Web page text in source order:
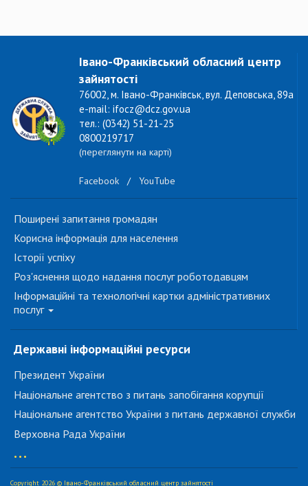
Івано-Франківський обласний центр
зайнятості
76002, м. Івано-Франківськ, вул. Деповська, 89а
e-mail: ifocz@dcz.gov.ua
тел.: (0342) 51-21-25
0800219717
(переглянути на карті)
Facebook / YouTube
Поширені запитання громадян
Корисна інформація для населення
Історії успіху
Роз'яснення щодо надання послуг роботодавцям
Інформаційні та технологічні картки адміністративних
послуг
Державні інформаційні ресурси
Президент України
Національне агентство з питань запобігання корупції
Національне агентство України з питань державної служби
Верховна Рада України
...
Copyright 2026 © Івано-Франківський обласний центр зайнятості